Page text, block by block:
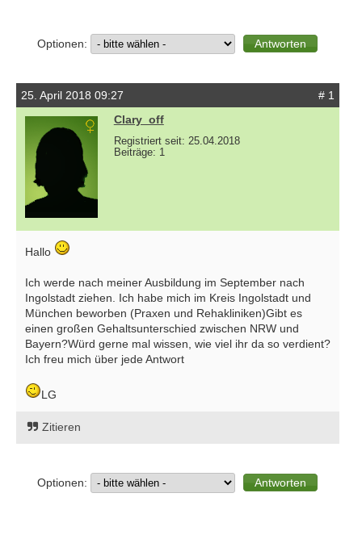
Optionen:
25. April 2018 09:27
# 1
Clary_off
Registriert seit: 25.04.2018
Beiträge: 1
Hallo
Ich werde nach meiner Ausbildung im September nach
Ingolstadt ziehen. Ich habe mich im Kreis Ingolstadt und
München beworben (Praxen und Rehakliniken)Gibt es
einen großen Gehaltsunterschied zwischen NRW und
Bayern?Würd gerne mal wissen, wie viel ihr da so verdient?
Ich freu mich über jede Antwort
LG
Zitieren
Optionen: